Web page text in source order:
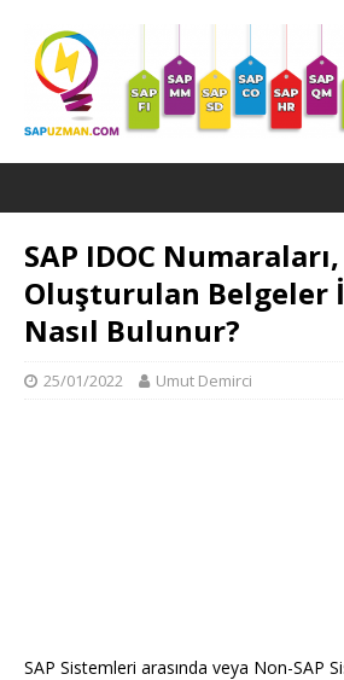
SAP IDOC Numaraları,
Oluşturulan Belgeler
Nasıl Bulunur?
25/01/2022 Umut Demirci
SAP Sistemleri arasında veya Non-SAP